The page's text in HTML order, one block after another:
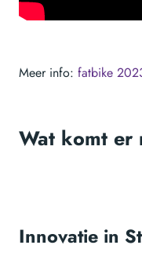
Meer info: fatbike
Wat komt er
Innovatie in